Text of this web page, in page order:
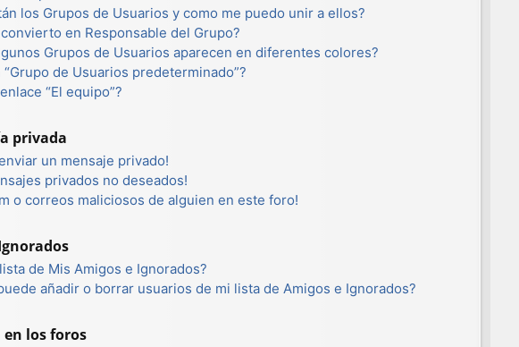
los Grupos de Usuarios y como me puedo unir a ellos?
en Responsable del Grupo?
Grupos de Usuarios aparecen en diferentes colores?
“Grupo de Usuarios predeterminado”?
“El equipo”?
privada
un mensaje privado!
privados no deseados!
o correos maliciosos de alguien en este foro!
de Mis Amigos e Ignorados?
añadir o borrar usuarios de mi lista de Amigos e Ignorados?
en los foros